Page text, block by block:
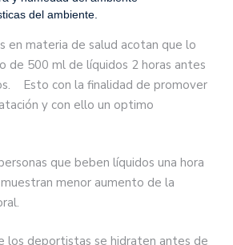
del ambiente.
en materia de salud acotan que lo
de 500 ml de líquidos 2 horas antes
Esto con la finalidad de promover
y con ello un optimo
que beben líquidos una hora
menor aumento de la
los deportistas se hidraten antes de